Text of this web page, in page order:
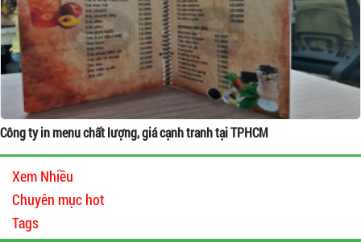
Công ty in menu chất lượng, giá cạnh tranh tại TPHCM
Xem Nhiều
Chuyên mục hot
Tags